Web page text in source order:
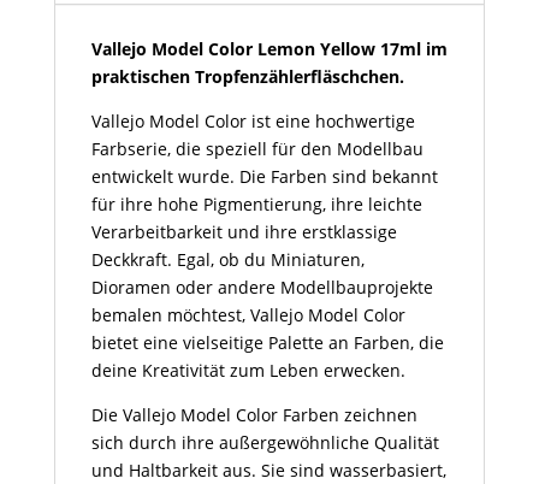
MengeVallejo Model Color Lemon Yellow 17ml im
praktischen Tropfenzählerfläschchen.
Vallejo Model Color ist eine hochwertige
Farbserie, die speziell für den Modellbau
entwickelt wurde. Die Farben sind bekannt
für ihre hohe Pigmentierung, ihre leichte
Verarbeitbarkeit und ihre erstklassige
Deckkraft. Egal, ob du Miniaturen,
Dioramen oder andere Modellbauprojekte
bemalen möchtest, Vallejo Model Color
bietet eine vielseitige Palette an Farben, die
deine Kreativität zum Leben erwecken.
Die Vallejo Model Color Farben zeichnen
sich durch ihre außergewöhnliche Qualität
und Haltbarkeit aus. Sie sind wasserbasiert,